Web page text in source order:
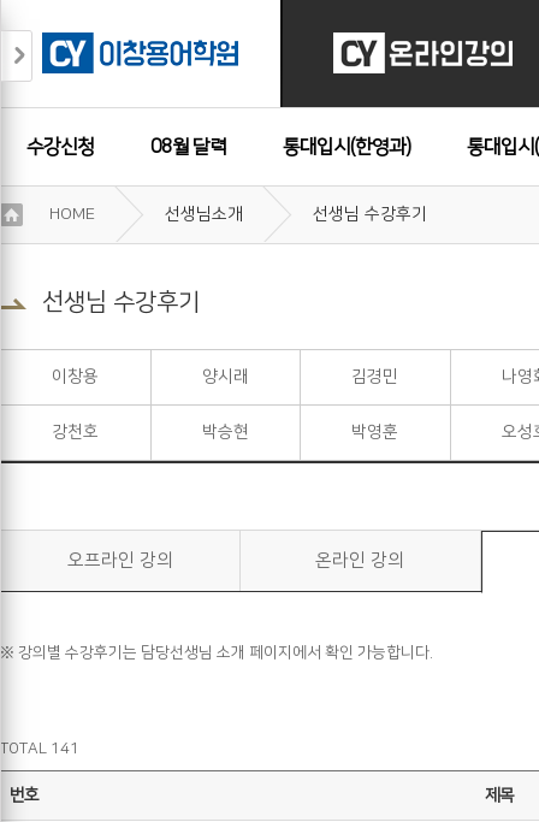
수강신청 08월 달력 통대입시(한영과) 통대입시
수강후기
용
약
기
HOME 선생님소개 선생님 수강후기
선생님 수강후기
이창용 양시래 김경민 나영
강천호 박승현 박영훈 오성
오프라인 강의 온라인 강의
※ 강의별 수강후기는 담당선생님 소개 페이지에서 확인 가능합니다.
TOTAL 141
번호 제목